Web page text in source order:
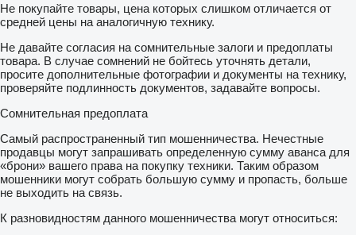
Не покупайте товары, цена которых слишком отличается от
средней цены на аналогичную технику.
Не давайте согласия на сомнительные залоги и предоплаты
товара. В случае сомнений не бойтесь уточнять детали,
просите дополнительные фотографии и документы на технику,
проверяйте подлинность документов, задавайте вопросы.
Сомнительная предоплата
Самый распространенный тип мошенничества. Нечестные
продавцы могут запрашивать определенную сумму аванса для
«брони» вашего права на покупку техники. Таким образом
мошенники могут собрать большую сумму и пропасть, больше
не выходить на связь.
К разновидностям данного мошенничества могут относиться: